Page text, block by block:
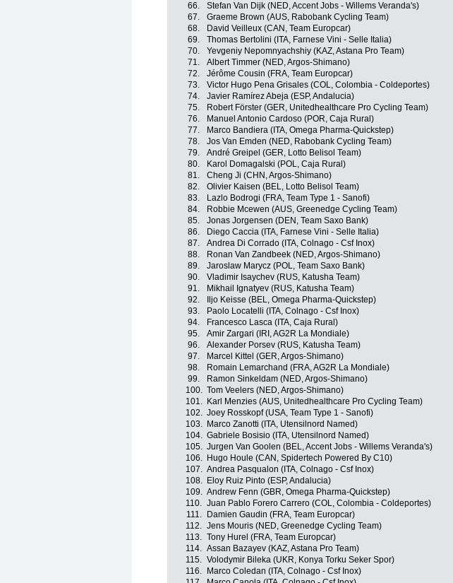
66.
Stefan Van Dijk (NED, Accent Jobs - Willems Veranda's)
67.
Graeme Brown (AUS, Rabobank Cycling Team)
68.
David Veilleux (CAN, Team Europcar)
69.
Thomas Bertolini (ITA, Farnese Vini - Selle Italia)
70.
Yevgeniy Nepomnyachshiy (KAZ, Astana Pro Team)
71.
Albert Timmer (NED, Argos-Shimano)
72.
Jérôme Cousin (FRA, Team Europcar)
73.
Victor Hugo Pena Grisales (COL, Colombia - Coldeportes)
74.
Javier Ramírez Abeja (ESP, Andalucia)
75.
Robert Förster (GER, Unitedhealthcare Pro Cycling Team)
76.
Manuel Antonio Cardoso (POR, Caja Rural)
77.
Marco Bandiera (ITA, Omega Pharma-Quickstep)
78.
Jos Van Emden (NED, Rabobank Cycling Team)
79.
André Greipel (GER, Lotto Belisol Team)
80.
Karol Domagalski (POL, Caja Rural)
81.
Cheng Ji (CHN, Argos-Shimano)
82.
Olivier Kaisen (BEL, Lotto Belisol Team)
83.
Lazlo Bodrogi (FRA, Team Type 1 - Sanofi)
84.
Robbie Mcewen (AUS, Greenedge Cycling Team)
85.
Jonas Jorgensen (DEN, Team Saxo Bank)
86.
Diego Caccia (ITA, Farnese Vini - Selle Italia)
87.
Andrea Di Corrado (ITA, Colnago - Csf Inox)
88.
Ronan Van Zandbeek (NED, Argos-Shimano)
89.
Jaroslaw Marycz (POL, Team Saxo Bank)
90.
Vladimir Isaychev (RUS, Katusha Team)
91.
Mikhail Ignatyev (RUS, Katusha Team)
92.
Iljo Keisse (BEL, Omega Pharma-Quickstep)
93.
Paolo Locatelli (ITA, Colnago - Csf Inox)
94.
Francesco Lasca (ITA, Caja Rural)
95.
Amir Zargari (IRI, AG2R La Mondiale)
96.
Alexander Porsev (RUS, Katusha Team)
97.
Marcel Kittel (GER, Argos-Shimano)
98.
Romain Lemarchand (FRA, AG2R La Mondiale)
99.
Ramon Sinkeldam (NED, Argos-Shimano)
100. Tom Veelers (NED, Argos-Shimano)
101.
Karl Menzies (AUS, Unitedhealthcare Pro Cycling Team)
102. Joey Rosskopf (USA, Team Type 1 - Sanofi)
103.
Marco Zanotti (ITA, Utensilnord Named)
104. Gabriele Bosisio (ITA, Utensilnord Named)
105. Jurgen Van Goolen (BEL, Accent Jobs - Willems Veranda's)
106.
Hugo Houle (CAN, Spidertech Powered By C10)
107. Andrea Pasqualon (ITA, Colnago - Csf Inox)
108.
Eloy Ruiz Pinto (ESP, Andalucia)
109. Andrew Fenn (GBR, Omega Pharma-Quickstep)
110. Juan Pablo Forero Carrero (COL, Colombia - Coldeportes)
111.
Damien Gaudin (FRA, Team Europcar)
112. Jens Mouris (NED, Greenedge Cycling Team)
113. Tony Hurel (FRA, Team Europcar)
114. Assan Bazayev (KAZ, Astana Pro Team)
115. Volodymir Bileka (UKR, Konya Torku Seker Spor)
116.
Marco Coledan (ITA, Colnago - Csf Inox)